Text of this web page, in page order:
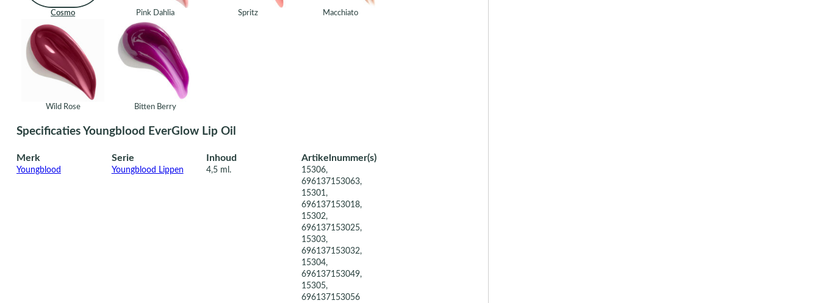
Cosmo Pink Dahlia Spritz Macchiato
Wild Rose Bitten Berry
Specificaties Youngblood EverGlow Lip Oil
Merk
Youngblood
Serie
Youngblood Lippen
Inhoud
4,5 ml.
Artikelnummer(s)
15306,
696137153063,
15301,
696137153018,
15302,
696137153025,
15303,
696137153032,
15304,
696137153049,
15305,
696137153056